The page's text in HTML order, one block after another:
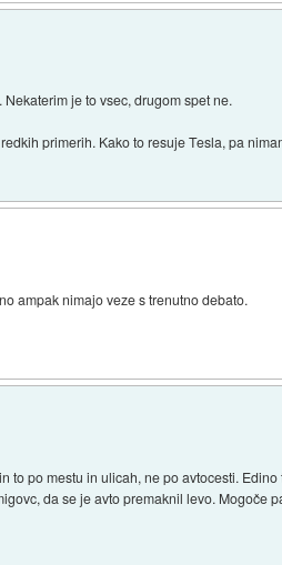
je to vsec, drugom spet ne.
primerih. Kako to resuje Tesla, pa
ampak nimajo veze s trenutno debato.
to po mestu in ulicah, ne po avtocesti.
da se je avto premaknil levo. Mogoče